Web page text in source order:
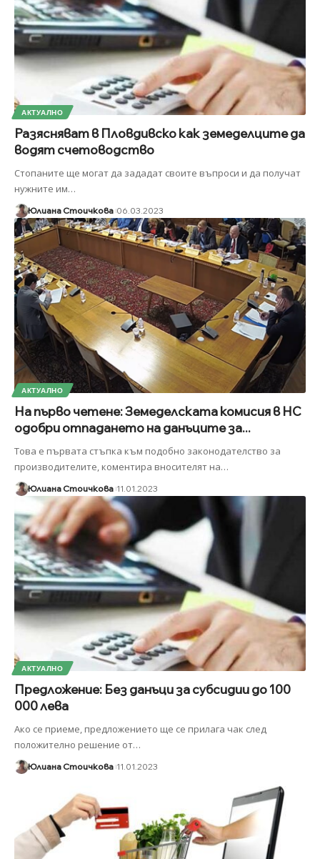
АКТУАЛНО
Разясняват в Пловдивско как земеделците да
водят счетоводство
Стопаните ще могат да зададат своите въпроси и да получат
нужните им…
Юлиана Стоичкова 06.03.2023
АКТУАЛНО
На първо четене: Земеделската комисия в НС
одобри отпадането на данъците за...
Това е първата стъпка към подобно законодателство за
производителите, коментира вносителят на…
Юлиана Стоичкова 11.01.2023
АКТУАЛНО
Предложение: Без данъци за субсидии до 100
000 лева
Ако се приеме, предложението ще се прилага чак след
положително решение от…
Юлиана Стоичкова 11.01.2023